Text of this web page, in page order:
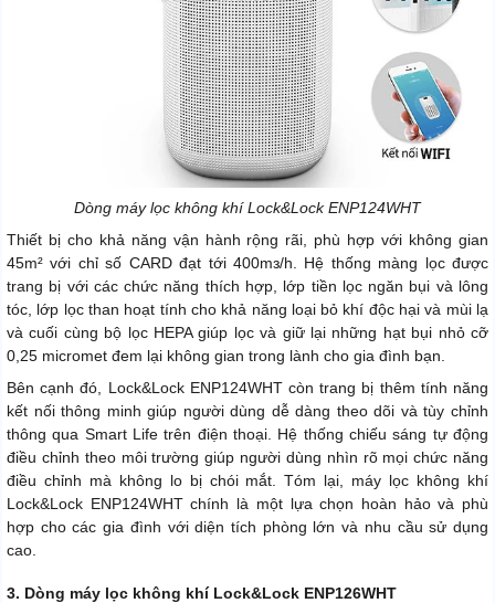
Dòng máy lọc không khí Lock&Lock ENP124WHT
Thiết bị cho khả năng vận hành rộng rãi, phù hợp với không gian
45m² với chỉ số CARD đạt tới 400mз/h. Hệ thống màng lọc được
trang bị với các chức năng thích hợp, lớp tiền lọc ngăn bụi và lông
tóc, lớp lọc than hoạt tính cho khả năng loại bỏ khí độc hại và mùi lạ
và cuối cùng bộ lọc HEPA giúp lọc và giữ lại những hạt bụi nhỏ cỡ
0,25 micromet đem lại không gian trong lành cho gia đình bạn.
Bên cạnh đó, Lock&Lock ENP124WHT còn trang bị thêm tính năng
kết nối thông minh giúp người dùng dễ dàng theo dõi và tùy chỉnh
thông qua Smart Life trên điện thoại. Hệ thống chiếu sáng tự động
điều chỉnh theo môi trường giúp người dùng nhìn rõ mọi chức năng
điều chỉnh mà không lo bị chói mắt. Tóm lại, máy lọc không khí
Lock&Lock ENP124WHT chính là một lựa chọn hoàn hảo và phù
hợp cho các gia đình với diện tích phòng lớn và nhu cầu sử dụng
cao.
3. Dòng máy lọc không khí Lock&Lock ENP126WHT